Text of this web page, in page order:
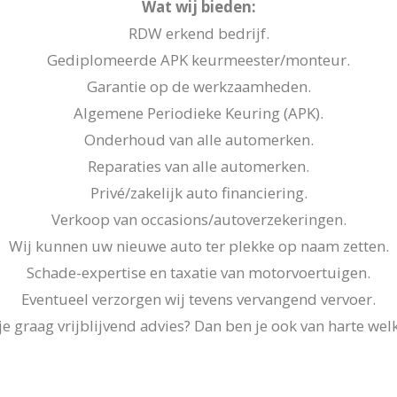
Wat wij bieden:
RDW erkend bedrijf.
Gediplomeerde APK keurmeester/monteur.
Garantie op de werkzaamheden.
Algemene Periodieke Keuring (APK).
Onderhoud van alle automerken.
Reparaties van alle automerken.
Privé/zakelijk auto financiering.
Verkoop van occasions/autoverzekeringen.
Wij kunnen uw nieuwe auto ter plekke op naam zetten.
Schade-expertise en taxatie van motorvoertuigen.
Eventueel verzorgen wij tevens vervangend vervoer.
graag vrijblijvend advies? Dan ben je ook van harte